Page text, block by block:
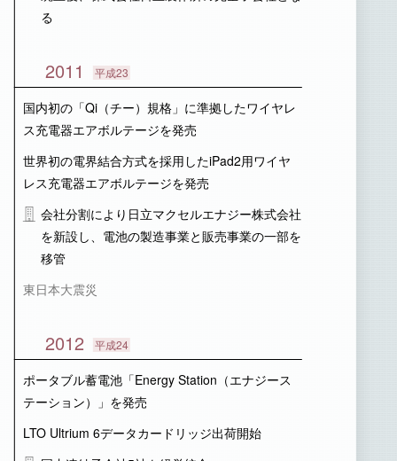
る
2011 平成23
国内初の「Qi（チー）規格」に準拠したワイヤレ
ス充電器エアボルテージを発売
世界初の電界結合方式を採用したiPad2用ワイヤ
レス充電器エアボルテージを発売
会社分割により日立マクセルエナジー株式会社
を新設し、電池の製造事業と販売事業の一部を
移管
東日本大震災
2012 平成24
ポータブル蓄電池「Energy Station（エナジース
テーション）」を発売
LTO Ultrium 6データカードリッジ出荷開始